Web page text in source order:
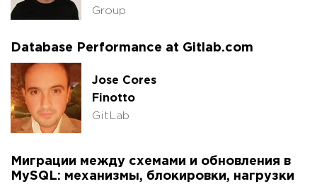
Group
Database Performance at Gitlab.com
Jose Cores
Finotto
GitLab
Миграции между схемами и обновления в
MySQL: механизмы, блокировки, нагрузки